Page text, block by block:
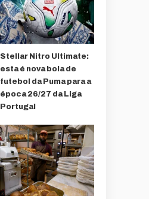
Stellar Nitro Ultimate:
esta é nova bola de
futebol da Puma para a
época 26/27 da Liga
Portugal